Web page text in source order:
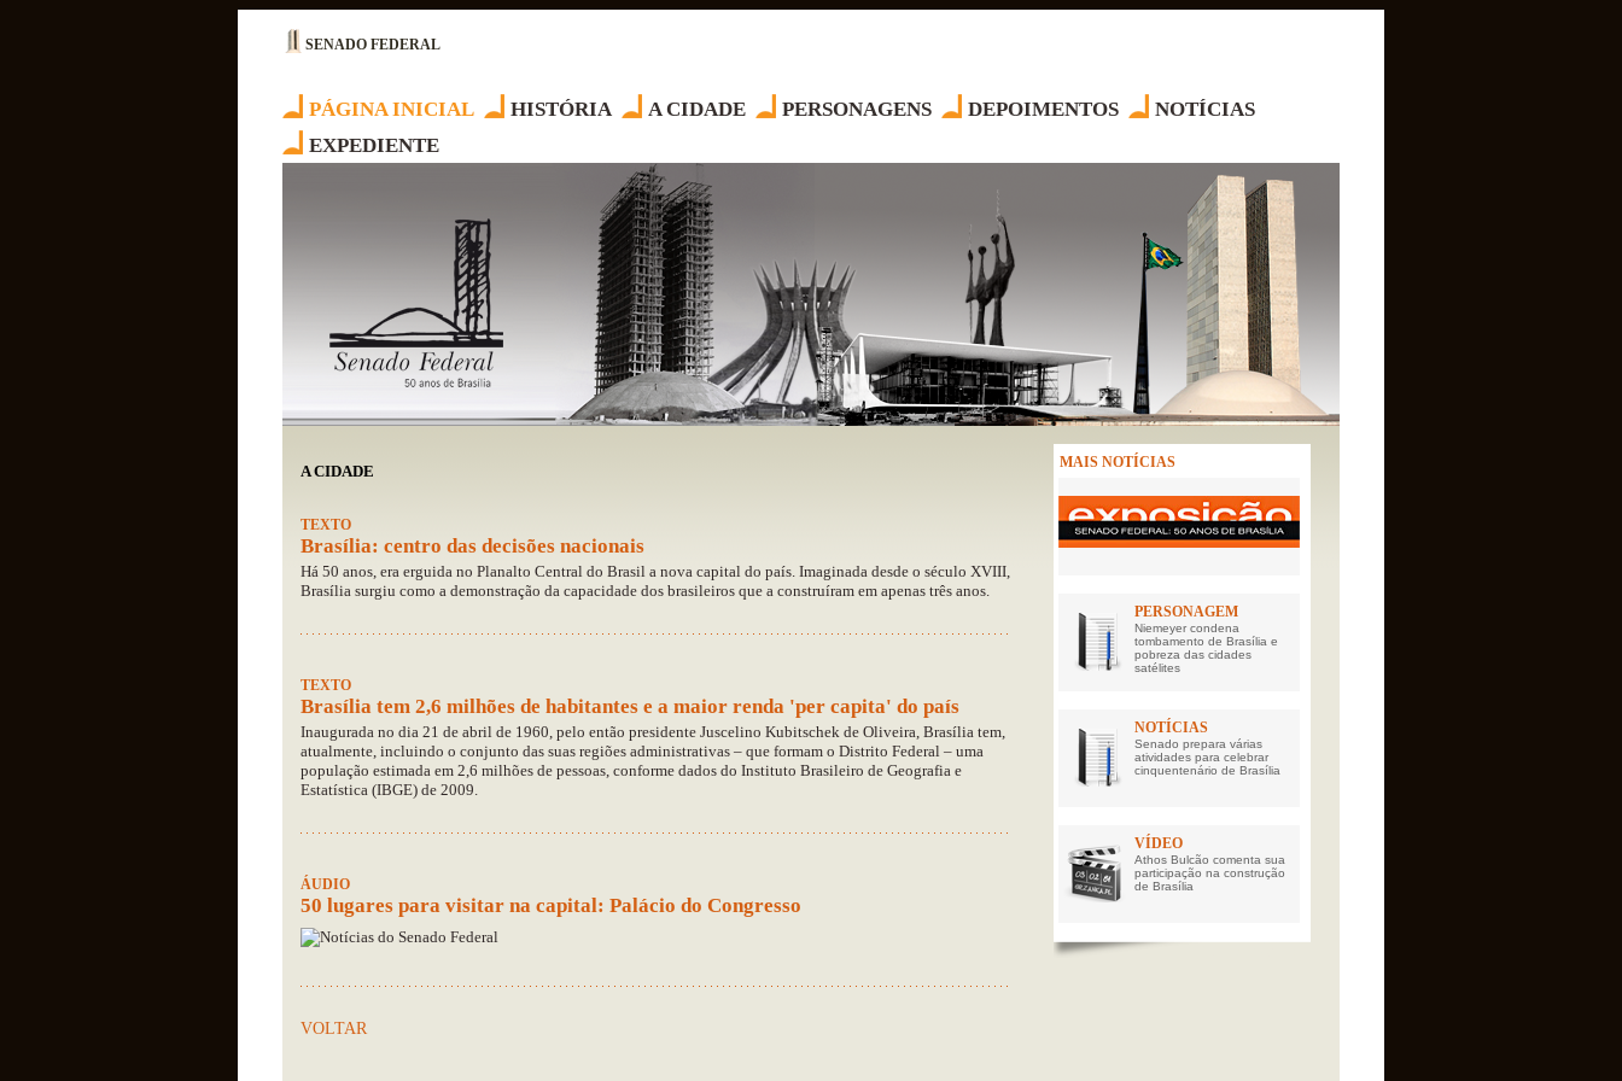
SENADO FEDERAL
PÁGINA INICIAL HISTÓRIA A CIDADE PERSONAGENS DEPOIMENTOS
NOTÍCIAS
EXPEDIENTE
A CIDADE
TEXTO
Brasília: centro das decisões nacionais
Há 50 anos, era erguida no Planalto Central do Brasil a nova capital do país. Imaginada desde o século XVIII,
Brasília surgiu como a demonstração da capacidade dos brasileiros que a construíram em apenas três anos.
TEXTO
Brasília tem 2,6 milhões de habitantes e a maior renda 'per capita' do país
Inaugurada no dia 21 de abril de 1960, pelo então presidente Juscelino Kubitschek de Oliveira, Brasília tem,
atualmente, incluindo o conjunto das suas regiões administrativas – que formam o Distrito Federal – uma
população estimada em 2,6 milhões de pessoas, conforme dados do Instituto Brasileiro de Geografia e
Estatística (IBGE) de 2009.
ÁUDIO
50 lugares para visitar na capital: Palácio do Congresso
VOLTAR
MAIS NOTÍCIAS
PERSONAGEM
Niemeyer condena
tombamento de Brasília e
pobreza das cidades
satélites
NOTÍCIAS
Senado prepara várias
atividades para celebrar
cinquentenário de Brasília
VÍDEO
Athos Bulcão comenta sua
participação na construção
de Brasília